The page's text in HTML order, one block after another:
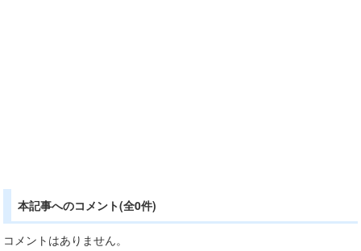
本記事へのコメント(全0件)
コメントはありません。